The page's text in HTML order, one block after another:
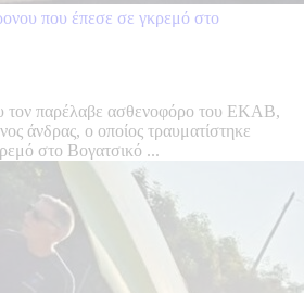
που έπεσε σε γκρεμό στο
τον παρέλαβε ασθενοφόρο του ΕΚΑΒ,
άνδρας, ο οποίος τραυματίστηκε
στο Βογατσικό ...